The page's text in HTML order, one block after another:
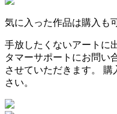
気に入った作品は購入も
手放したくないアートに
タマーサポートにお問い
させていただきます。
さい。